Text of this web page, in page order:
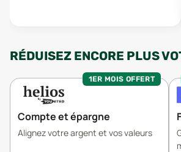
RÉDUISEZ ENCORE PLUS
1ER MOIS OFFERT
Compte et épargne
Alignez votre argent et vos valeurs